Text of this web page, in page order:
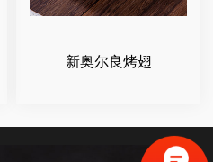
新奥尔良烤翅